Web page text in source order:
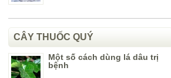
CÂY THUỐC QUÝ
Một số cách dùng lá dâu trị
bệnh